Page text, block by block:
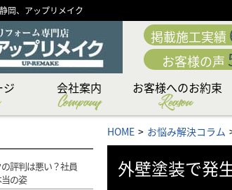
岡、アップリメイク
掲載施工実績
お客様の声
ジ 会社案内
Company
ショールーム紹介
CSR（社会貢献）活動
メディア掲載実績
お客様へのお約束
Reason
「職人直営」だから中
身が違う
こだわり日本一の厳選
塗料
お客様の夢を叶える
「こだわりの提案力」
カラーシミュレーショ
ン
専門店だからこそこだ
わる「職人力」
専門店ならではの完全
施工体制
日本一厳しい品質管理
システム
付帯部への超高耐久フ
ッ素塗装
下地処理 洗浄編
下地処理 補修編
究極の手塗りローラー
工法
HOME お悩み解決コラム
外壁塗装で発
評判は悪い？社員
の姿